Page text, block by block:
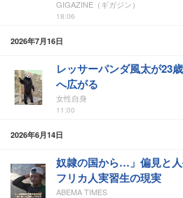
GIGAZINE（ギガジン）
18:06
2026年7月16日
レッサーパンダ風太が23
へ広がる
女性自身
11:00
2026年6月14日
奴隷の国から…」偏見と
フリカ人実習生の現実
ABEMA TIMES